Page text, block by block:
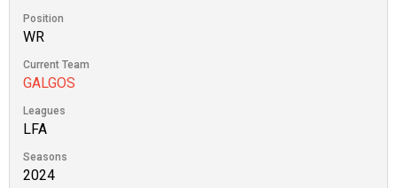
Position
WR
Current Team
GALGOS
Leagues
LFA
Seasons
2024